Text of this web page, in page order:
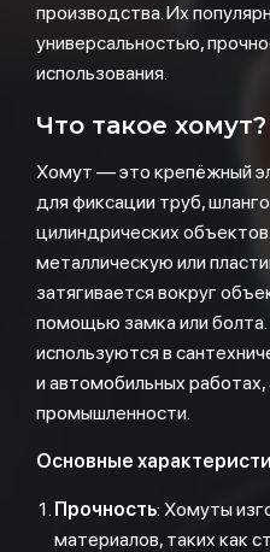
производства. Их
универсальностью,
использования.
Что такое хомут?
Хомут — это крепёжный
для фиксации труб,
цилиндрических
металлическую или
затягивается вокруг
помощью замка или
используются в
и автомобильных
промышленности.
Основные
Прочность: Хомуты
материалов, таких как